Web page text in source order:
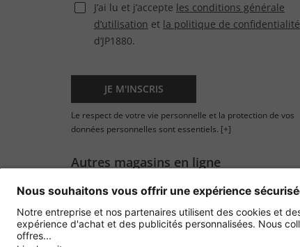
J’ai lu et j’accepte les conditions générale
d’utilisation et la politique de confidentialité
d’JP1880.
JE M'INSCRIS
Le respect de votre vie personnelle et la protection de vos
données personnelles sont essentiels. [+]
Autres magasins en ligne
France